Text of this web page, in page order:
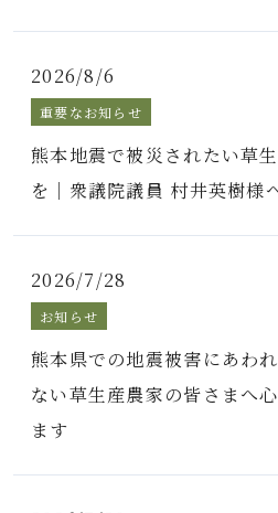
2026/8/6
重要なお知らせ
熊本地震で被災されたい草
を｜衆議院議員 村井英樹様
2026/7/28
お知らせ
熊本県での地震被害にあわ
ない草生産農家の皆さまへ
ます